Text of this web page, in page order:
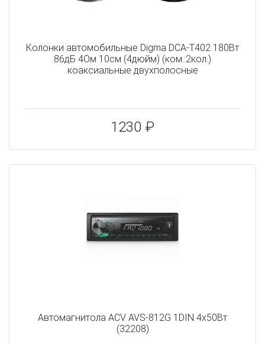
Колонки автомобильные Digma DCA-T402 180Вт
86дБ 4Ом 10см (4дюйм) (ком.:2кол.)
коаксиальные двухполосные
1230 ₽
Автомагнитола ACV AVS-812G 1DIN 4x50Вт
(32208)